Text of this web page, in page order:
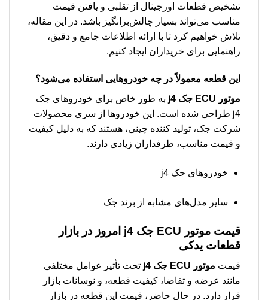
تشخیص قطعات اورجینال از تقلبی و یافتن قیمت
مناسب می‌تواند بسیار چالش‌برانگیز باشد. در این مقاله،
تلاش خواهیم کرد تا با ارائه اطلاعات جامع و دقیق،
راهنمایی برای خریداران ایجاد کنیم.
این قطعه معمولاً در چه خودروهایی استفاده می‌شود؟
موتور ECU جک j4
به طور خاص برای خودروهای جک
j4 طراحی شده است. این خودروها از سری محصولات
شرکت جک، تولید کننده چینی، هستند که به دلیل کیفیت
و قیمت مناسب، طرفداران زیادی دارند.
خودروهای جک j4
سایر مدل‌های مشابه از برند جک
قیمت موتور ECU جک j4
امروز در بازار
قطعات یدکی
قیمت موتور ECU جک j4
تحت تأثیر عوامل مختلفی
مانند عرضه و تقاضا، کیفیت قطعه، و نوسانات بازار
قرار دارد. در حال حاضر، قیمت این قطعه در بازار